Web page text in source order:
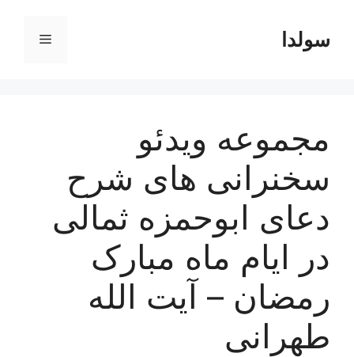
محتواسولدا فهرست
مجموعه ویدئو
سخنرانی های شرح
دعای ابوحمزه ثمالی
در ایام ماه مبارک
رمضان – آیت الله
طهرانی